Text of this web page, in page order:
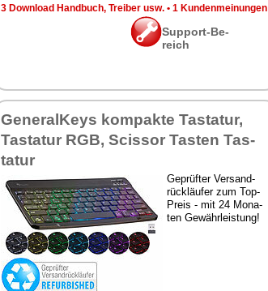
3 Down­load Hand­buch, Trei­ber usw. • 1 Kun­den­mei­nun­gen
Sup­port-Be­
reich
Ge­ne­ral­Keys kom­pak­te Tas­ta­tur,
Tas­ta­tur RGB, Scis­sor Tas­ten Tas­
ta­tur
Ge­prüf­ter Ver­sand­
rück­läu­fer zum Top-
Preis - mit 24 Mo­na­
ten Ge­währ­leis­tung!